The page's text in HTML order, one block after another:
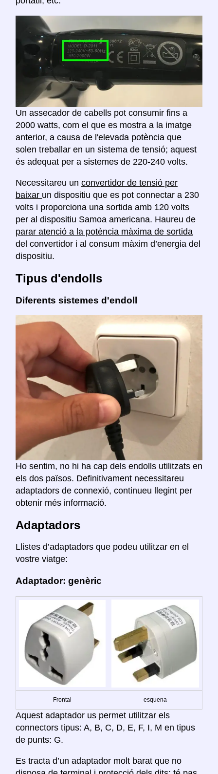
Un assecador de cabells pot consumir fins a
2000 watts, com el que es mostra a la imatge
anterior, a causa de l'elevada potència que
solen treballar en un sistema de tensió; aquest
és adequat per a sistemes de 220-240 volts.
Necessitareu un convertidor de tensió per
baixar un dispositiu que es pot connectar a 230
volts i proporciona una sortida amb 120 volts
per al dispositiu Samoa americana. Haureu de
parar atenció a la potència màxima de sortida
del convertidor i al consum màxim d’energia del
dispositiu.
Tipus d'endolls
Diferents sistemes d'endoll
Ho sentim, no hi ha cap dels endolls utilitzats en
els dos països. Definitivament necessitareu
adaptadors de connexió, continueu llegint per
obtenir més informació.
Adaptadors
Llistes d’adaptadors que podeu utilitzar en el
vostre viatge:
Adaptador: genèric
Frontal esquena
Aquest adaptador us permet utilitzar els
connectors tipus: A, B, C, D, E, F, I, M en tipus
de punts: G.
Es tracta d’un adaptador molt barat que no